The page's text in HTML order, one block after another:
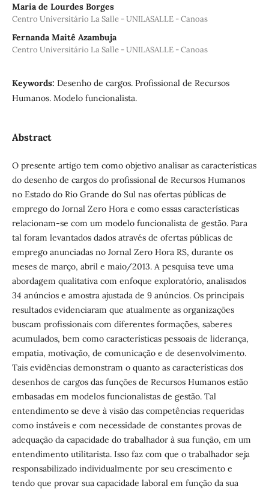
Maria de Lourdes Borges
Centro Universitário La Salle - UNILASALLE - Canoas
Fernanda Maitê Azambuja
Centro Universitário La Salle - UNILASALLE - Canoas
Keywords: Desenho de cargos. Profissional de Recursos
Humanos. Modelo funcionalista.
Abstract
O presente artigo tem como objetivo analisar as características
do desenho de cargos do profissional de Recursos Humanos
no Estado do Rio Grande do Sul nas ofertas públicas de
emprego do Jornal Zero Hora e como essas características
relacionam-se com um modelo funcionalista de gestão. Para
tal foram levantados dados através de ofertas públicas de
emprego anunciadas no Jornal Zero Hora RS, durante os
meses de março, abril e maio/2013. A pesquisa teve uma
abordagem qualitativa com enfoque exploratório, analisados
34 anúncios e amostra ajustada de 9 anúncios. Os principais
resultados evidenciaram que atualmente as organizações
buscam profissionais com diferentes formações, saberes
acumulados, bem como características pessoais de liderança,
empatia, motivação, de comunicação e de desenvolvimento.
Tais evidências demonstram o quanto as características dos
desenhos de cargos das funções de Recursos Humanos estão
embasadas em modelos funcionalistas de gestão. Tal
entendimento se deve à visão das competências requeridas
como instáveis e com necessidade de constantes provas de
adequação da capacidade do trabalhador à sua função, em um
entendimento utilitarista. Isso faz com que o trabalhador seja
responsabilizado individualmente por seu crescimento e
tendo que provar sua capacidade laboral em função da sua